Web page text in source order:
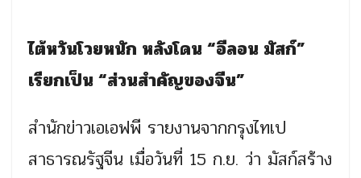
ไต้หวันโวยหนัก หลังโดน “อีลอน มัสก์”
เรียกเป็น “ส่วนสำคัญของจีน”
สำนักข่าวเอเอฟพี รายงานจากกรุงไทเป
สาธารณรัฐจีน เมื่อวันที่ 15 ก.ย. ว่า มัสก์สร้าง